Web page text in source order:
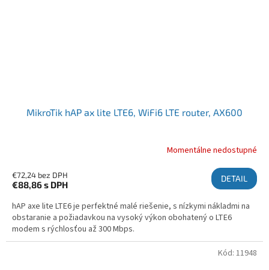
MikroTik hAP ax lite LTE6, WiFi6 LTE router, AX600
Momentálne nedostupné
€72,24 bez DPH
€88,86s DPH
DETAIL
hAP axe lite LTE6 je perfektné malé riešenie, s nízkymi nákladmi na
obstaranie a požiadavkou na vysoký výkon obohatený o LTE6
modem s rýchlosťou až 300 Mbps.
Kód: 11948